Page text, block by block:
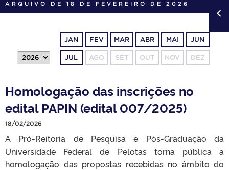
INTERNACIONAL
TELEFONES
ARQUIVO DE 18 DE FEVEREIRO DE 2026
JAN FEV MAR ABR MAI JUN
JUL AGO SET OUT NOV DEZ
Homologação das inscrições no
edital PAPIN (edital 007/2025)
18/02/2026
A Pró-Reitoria de Pesquisa e Pós-Graduação da
Universidade Federal de Pelotas torna pública a
homologação das propostas recebidas no âmbito do